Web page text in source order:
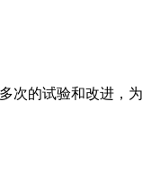
次的试验和改进，为